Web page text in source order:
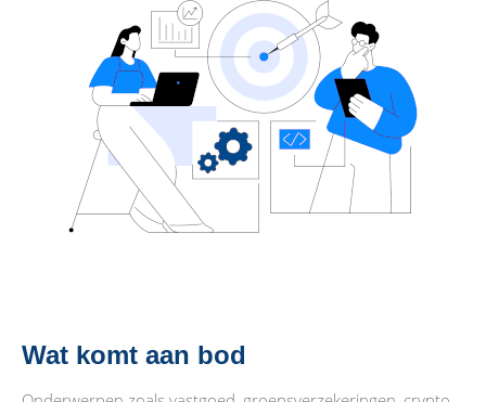
Wat komt aan bod